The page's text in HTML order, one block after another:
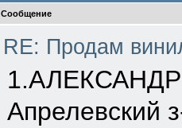
Сообщение
RE: Продам
1.АЛЕКСАНДР
Апрелевский